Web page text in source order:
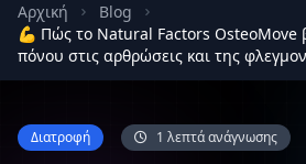
Πρωτεΐνες Pre-Workout
Αρχική
Blog
💪 Πώς το Natural Factors OsteoMove
πόνου στις αρθρώσεις και της
Διατροφή 1 λεπτά ανάγνωσης